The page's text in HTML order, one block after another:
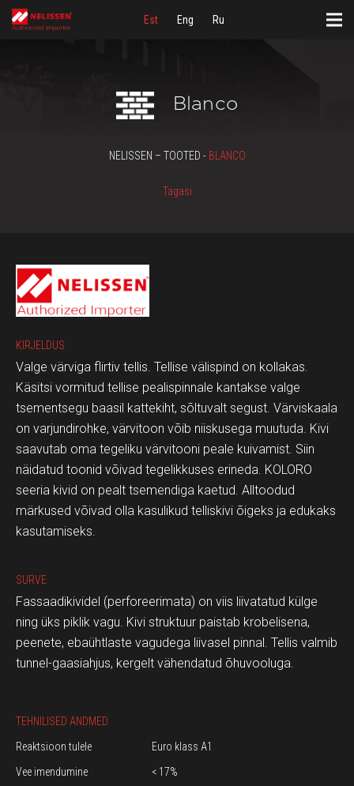
Est Eng Ru
Blanco
NELISSEN – TOOTED - BLANCO
Tagasi
KIRJELDUS
Valge värviga flirtiv tellis. Tellise välispind on kollakas.
Käsitsi vormitud tellise pealispinnale kantakse valge
tsementsegu baasil kattekiht, sõltuvalt segust. Värviskaala
on varjundirohke, värvitoon võib niiskusega muutuda. Kivi
saavutab oma tegeliku värvitooni peale kuivamist. Siin
näidatud toonid võivad tegelikkuses erineda. KOLORO
seeria kivid on pealt tsemendiga kaetud. Alltoodud
märkused võivad olla kasulikud telliskivi õigeks ja edukaks
kasutamiseks.
SURVE
Fassaadikividel (perforeerimata) on viis liivatatud külge
ning üks piklik vagu. Kivi struktuur paistab krobelisena,
peenete, ebaühtlaste vagudega liivasel pinnal. Tellis valmib
tunnel-gaasiahjus, kergelt vähendatud õhuvooluga.
TEHNILISED ANDMED
Reaktsioon tulele
Euro klass A1
Vee imendumine
< 17%